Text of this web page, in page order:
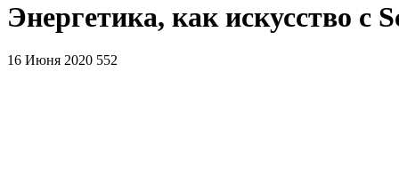
Энергетика, как искусство с
16 Июня 2020 552